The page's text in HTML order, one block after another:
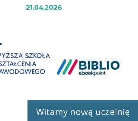
21.04.2026